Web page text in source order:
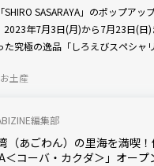
SHIRO SASARAYA」のポップア
2023年7月3日(月)から7月23日(日
た究極の逸品「しろえびスペシャ
お土産
編集部
（あごわん）の里海を満喫
＜コーバ・カクダ＞」オープ